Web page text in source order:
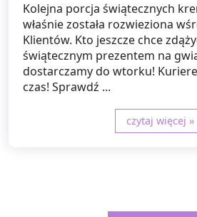
Kolejna porcja świątecznych
właśnie została rozwieziona
Klientów. Kto jeszcze chce
świątecznym prezentem na
dostarczamy do wtorku!
czas! Sprawdź ...
czytaj więcej »